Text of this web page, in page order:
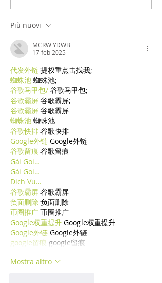
Più nuovi
MCRW YDWB
17 feb 2025
代发外链 提权重点击找我;
蜘蛛池 蜘蛛池;
谷歌马甲包/ 谷歌马甲包;
谷歌霸屏 谷歌霸屏;
谷歌霸屏 谷歌霸屏
蜘蛛池 蜘蛛池
谷歌快排 谷歌快排
Google外链 Google外链
谷歌留痕 谷歌留痕
Gái Gọi…
Gái Gọi…
Dịch Vụ…
谷歌霸屏 谷歌霸屏
负面删除 负面删除
币圈推广 币圈推广
Google权重提升 Google权重提升
Google外链 Google外链
google留痕 google留痕
Mostra altro